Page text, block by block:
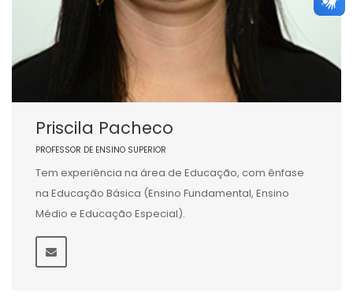
Priscila Pacheco
PROFESSOR DE ENSINO SUPERIOR
Tem experiência na área de Educação, com ênfase
na Educação Básica (Ensino Fundamental, Ensino
Médio e Educação Especial).